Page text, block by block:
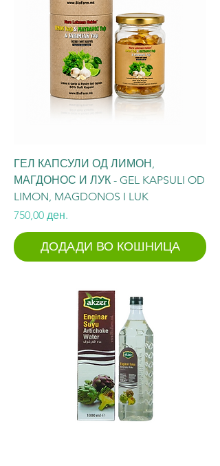
ГЕЛ КАПСУЛИ ОД ЛИМОН,
МАГДОНОС И ЛУК - GEL KAPSULI OD
LIMON, MAGDONOS I LUK
Price
750,00 ден.
ДОДАДИ ВО КОШНИЦА